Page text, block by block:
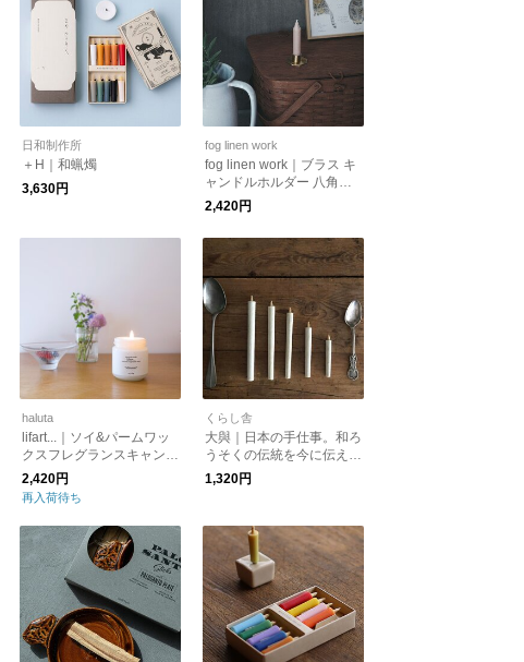
日和制作所
＋H｜和蝋燭
3,630円
fog linen work
fog linen work｜ブラス キ
ャンドルホルダー 八角
形 fog linen work フォ
グリネンワーク
2,420円
haluta
lifart...｜ソイ&パームワッ
クスフレグランスキャンド
ル
2,420円
再入荷待ち
くらし舎
大與｜日本の手仕事。和ろ
うそくの伝統を今に伝え
る、本はぜの木の実から作
られたろうそく。はぜろう
6本入/8本入 kurashisha
1,320円